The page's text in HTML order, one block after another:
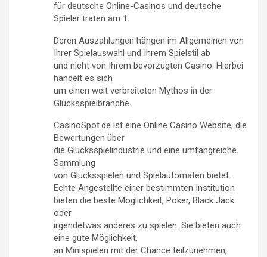
für deutsche Online-Casinos und deutsche
Spieler traten am 1.
Deren Auszahlungen hängen im Allgemeinen von
Ihrer Spielauswahl und Ihrem Spielstil ab
und nicht von Ihrem bevorzugten Casino. Hierbei
handelt es sich
um einen weit verbreiteten Mythos in der
Glücksspielbranche.
CasinoSpot.de ist eine Online Casino Website, die
Bewertungen über
die Glücksspielindustrie und eine umfangreiche
Sammlung
von Glücksspielen und Spielautomaten bietet.
Echte Angestellte einer bestimmten Institution
bieten die beste Möglichkeit, Poker, Black Jack
oder
irgendetwas anderes zu spielen. Sie bieten auch
eine gute Möglichkeit,
an Minispielen mit der Chance teilzunehmen,